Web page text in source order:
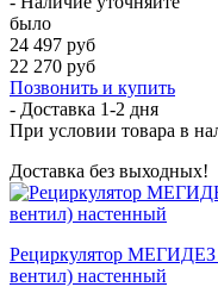
было
24 497 руб
22 270 руб
Позвонить и купить
- Доставка 1-2 дня
При условии товара в
Доставка без выходных!
Рециркулятор
вентил) настенный